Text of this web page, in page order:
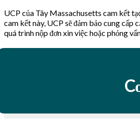
UCP của Tây Massachusetts cam kết
cam kết này, UCP sẽ đảm bảo cung cấp
quá trình nộp đơn xin việc hoặc phỏng